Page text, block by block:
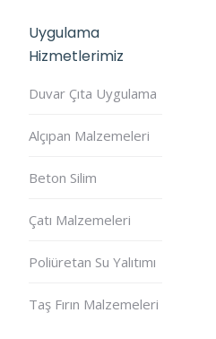
Uygulama
Hizmetlerimiz
Duvar Çıta Uygulama
Alçıpan Malzemeleri
Beton Silim
Çatı Malzemeleri
Poliüretan Su Yalıtımı
Taş Fırın Malzemeleri